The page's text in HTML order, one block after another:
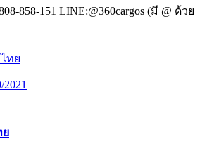
858-151 LINE:@360cargos (มี @ ด้วย
2021
ย